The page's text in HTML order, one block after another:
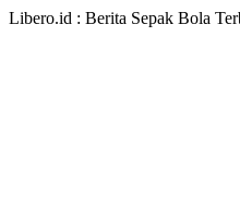
Libero.id : Berita Sepak Bola